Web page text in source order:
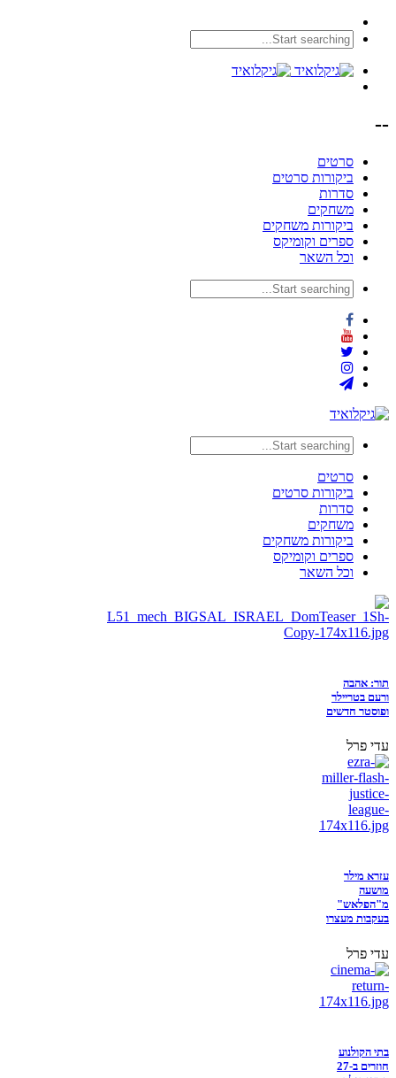
--
סרטים
ביקורות סרטים
סדרות
משחקים
ביקורות משחקים
ספרים וקומיקס
וכל השאר
סרטים
ביקורות סרטים
סדרות
משחקים
ביקורות משחקים
ספרים וקומיקס
וכל השאר
תור: אהבה
ורעם בטריילר
ופוסטר חדשים
עדי פרל
עזרא מילר
מושעה
מ"הפלאש"
בעקבות מעצרו
עדי פרל
בתי הקולנוע
חוזרים ב-27